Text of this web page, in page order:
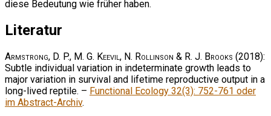
diese Bedeutung wie früher haben.
Literatur
Armstrong, D. P., M. G. Keevil, N. Rollinson & R. J. Brooks (2018):
Subtle individual variation in indeterminate growth leads to
major variation in survival and lifetime reproductive output in a
long-lived reptile. – Functional Ecology 32(3): 752-761 oder
im Abstract-Archiv.